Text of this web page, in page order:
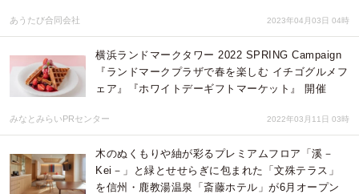
あうたび合同会社 2023年04月03日 04時
横浜ランドマークタワー 2022 SPRING Campaign
『ランドマークプラザで春を楽しむ イチゴグルメフ
ェア』『ホワイトデーギフトマーケット』 開催
みなとみらいPRセンター 2022年03月11日 03時
木のぬくもりや紬が彩るプレミアムフロア「溪－
Kei－」と緑とせせらぎに包まれた「文殊テラス」
を信州・鹿教湯温泉「斎藤ホテル」が6月オープン